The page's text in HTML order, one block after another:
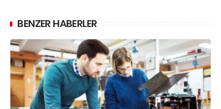
BENZER HABERLER